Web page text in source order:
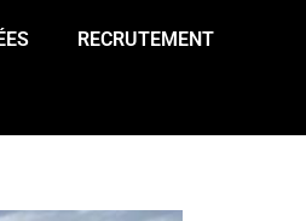
RECRUTEMENT